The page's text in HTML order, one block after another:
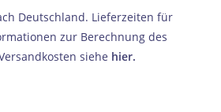
Deutschland. Lieferzeiten für
zur Berechnung des
siehe hier.